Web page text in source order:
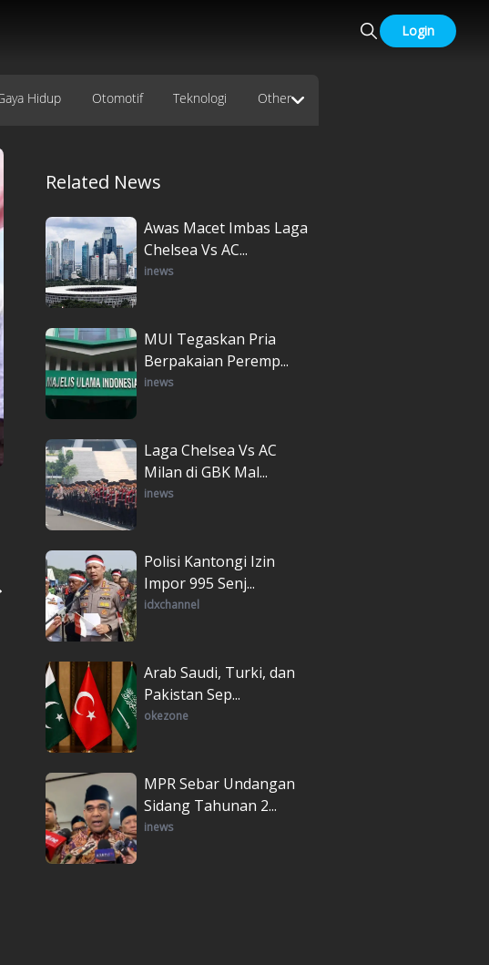
Login
Hidup Otomotif Teknologi Other
Related News
Awas Macet Imbas Laga
Chelsea Vs AC...
inews
MUI Tegaskan Pria
Berpakaian Peremp...
inews
Laga Chelsea Vs AC
Milan di GBK Mal...
inews
Polisi Kantongi Izin
Impor 995 Senj...
idxchannel
Arab Saudi, Turki, dan
Pakistan Sep...
okezone
MPR Sebar Undangan
Sidang Tahunan 2...
inews